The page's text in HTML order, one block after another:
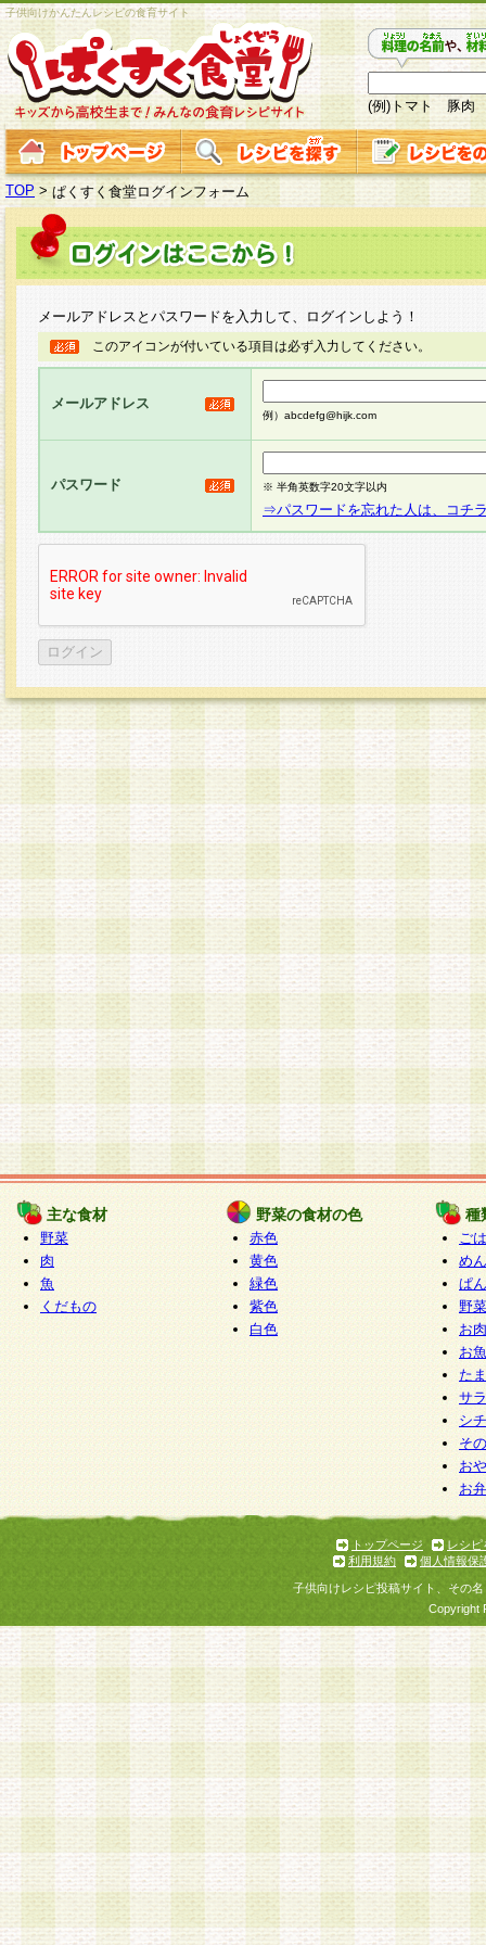
子供向けかんたんレシピの食育サイト
(例)トマト 豚肉
TOP > ぱくすく食堂ログインフォーム
メールアドレスとパスワードを入力して、ログインしよう！
このアイコンが付いている項目は必ず入力してください。
メールアドレス
例）abcdefg@hijk.com
パスワード ※ 半角英数字20文字以内
⇒パスワードを忘れた人は、コチ
主な食材
野菜
肉
魚
くだもの
野菜の食材の色
赤色
黄色
緑色
紫色
白色
種
ご
めん
ぱん
野
お
お
た
サ
シ
そ
お
お
トップページ
レシピ
利用規約
個人情報保
子供向けレシピ投稿サイト、その
Copyright